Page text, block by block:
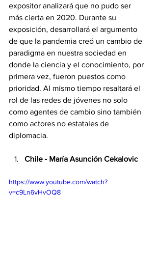
expositor analizará que no pudo ser
más cierta en 2020. Durante su
exposición, desarrollará el argumento
de que la pandemia creó un cambio de
paradigma en nuestra sociedad en
donde la ciencia y el conocimiento, por
primera vez, fueron puestos como
prioridad. Al mismo tiempo resaltará el
rol de las redes de jóvenes no solo
como agentes de cambio sino también
como actores no estatales de
diplomacia.
Chile - María Asunción Cekalovic
https://www.youtube.com/watch?
v=c9Ln6vHvOQ8